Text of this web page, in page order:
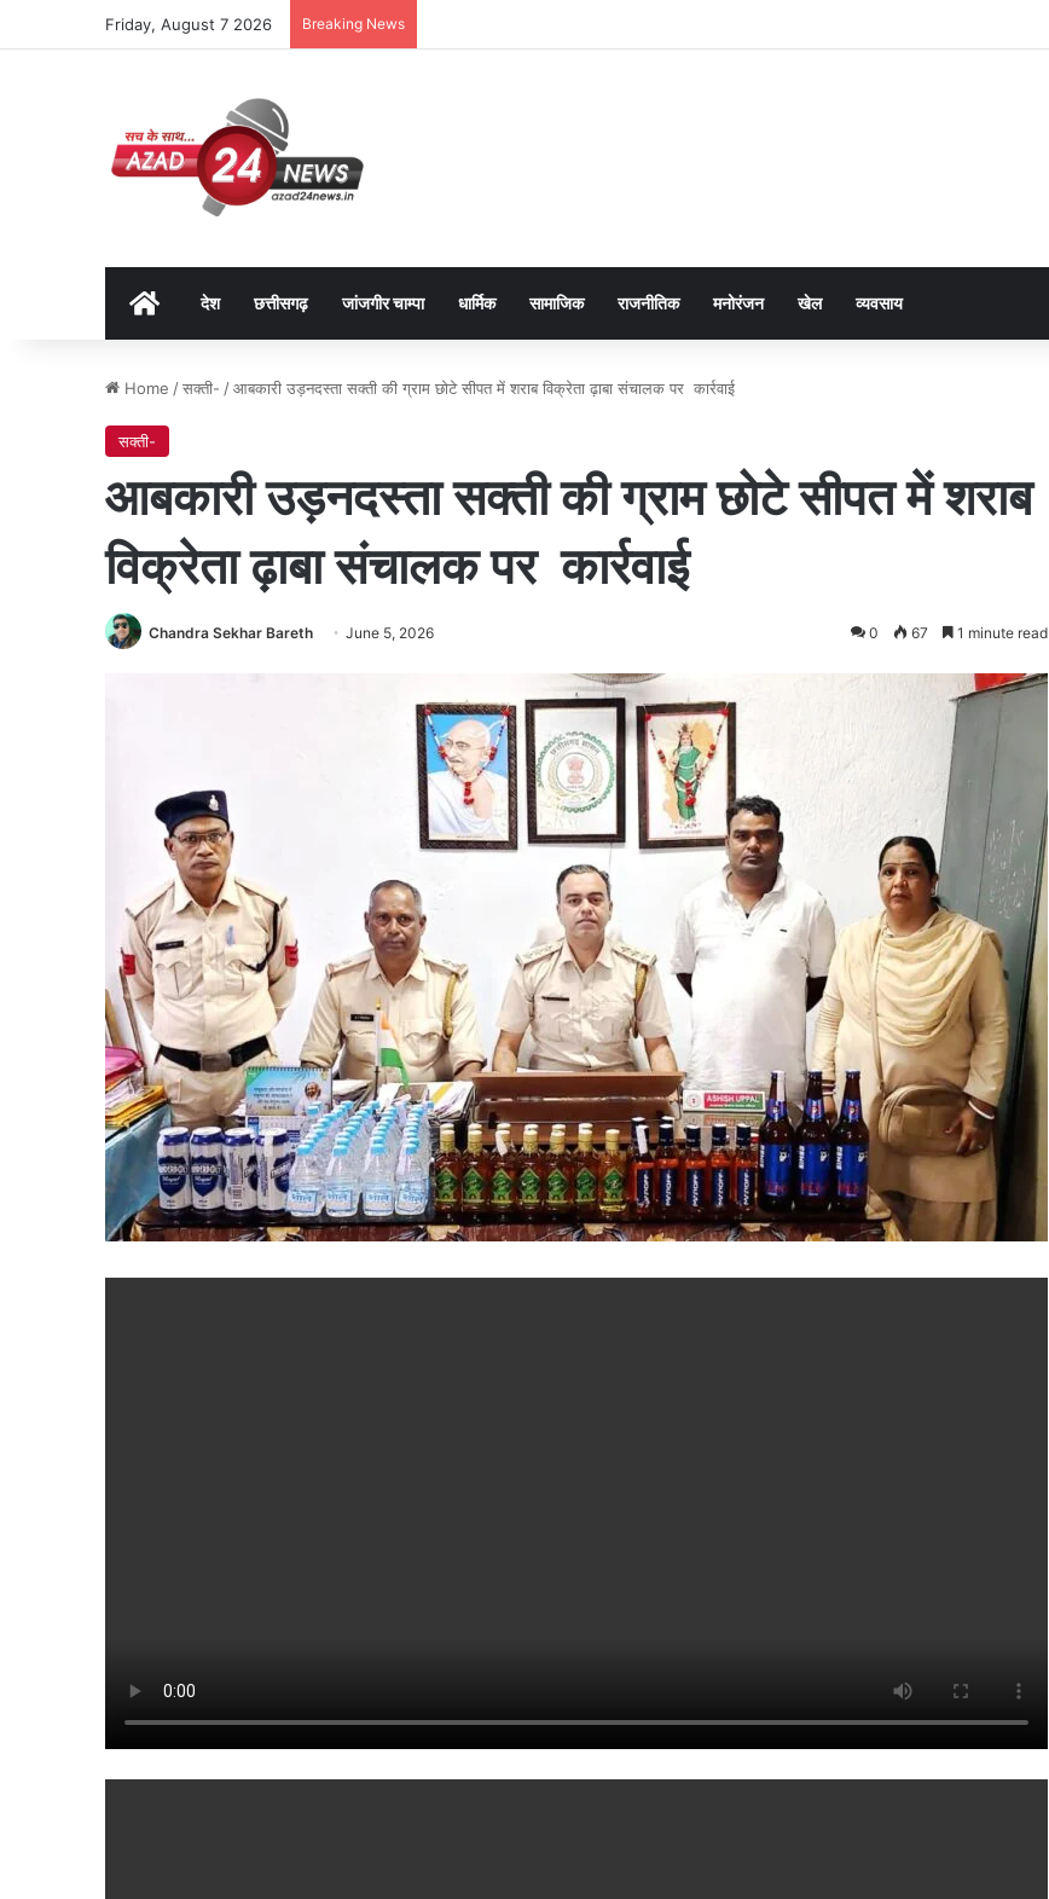
Friday, August 7 2026 Breaking News
Homeदेश छत्तीसगढ़ जांजगीर चाम्पा धार्मिक सामाजिक राजनीतिक मनोरंजन खेल व्यवसाय
Home /सक्ती- /आबकारी उड़नदस्ता सक्ती की ग्राम छोटे सीपत में शराब विक्रेता ढ़ाबा संचालक पर कार्रवाई
सक्ती-
आबकारी उड़नदस्ता सक्ती की ग्राम छोटे सीपत में शराब
विक्रेता ढ़ाबा संचालक पर कार्रवाई
Chandra Sekhar Bareth June 5, 2026 0 67 1 minute read